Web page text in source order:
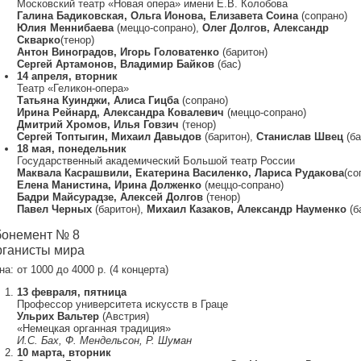
Московский театр «Новая опера» имени Е.В. Колобова
Галина Бадиковская, Ольга Ионова, Елизавета Соина(сопрано)
Юлия Меннибаева (меццо-сопрано), Олег Долгов, Александр
Скварко(тенор)
Антон Виноградов, Игорь Головатенко(баритон)
Сергей Артамонов, Владимир Байков(бас)
14 апреля, вторник
Театр «Геликон-опера»
Татьяна Куинджи, Алиса Гицба(сопрано)
Ирина Рейнард, Александра Ковалевич (меццо-сопрано)
Дмитрий Хромов, Илья Говзич (тенор)
Сергей Топтыгин, Михаил Давыдов(баритон), Станислав Швец
18 мая, понедельник
Государственный академический Большой театр России
Маквала Касрашвили, Екатерина Василенко, Лариса Рудакова
Елена Манистина, Ирина Долженко(меццо-сопрано)
Бадри Майсурадзе, Алексей Долгов(тенор)
Павел Черных(баритон), Михаил Казаков, Александр Науменко
№ 8
мира
от 1000 до 4000 р. (4 концерта)
13 февраля, пятница
Профессор университета искусств в Граце
Ульрих Вальтер(Австрия)
«Немецкая органная традиция»
И.С. Бах, Ф. Мендельсон, Р. Шуман
10 марта, вторник